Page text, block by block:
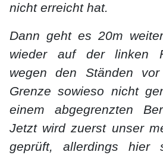
nicht erreicht hat.
Dann geht es 20m
wieder auf der linken
wegen den Ständen
Grenze sowieso nicht
einem abgegrenzten
Jetzt wird zuerst unser
geprüft, allerdings hier